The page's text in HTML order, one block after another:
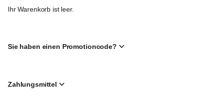
Ihr Warenkorb ist leer.
Sie haben einen Promotioncode?
Zahlungsmittel